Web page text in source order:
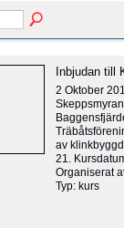
Inbjudan till
2 Oktober
av
21.
Organiserat
Typ: kurs